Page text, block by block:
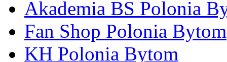
Akademia BS Polonia
Fan Shop Polonia Bytom
KH Polonia Bytom